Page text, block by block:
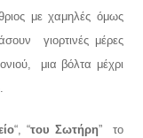
με χαμηλές όμως
γιορτινές μέρες
μια βόλτα μέχρι
“, “του Σωτήρη” το